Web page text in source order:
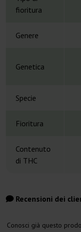
fioritura
Genere
Genetica
Specie
Fioritura
Contenuto
di THC
Recensioni dei
Conosci già questo